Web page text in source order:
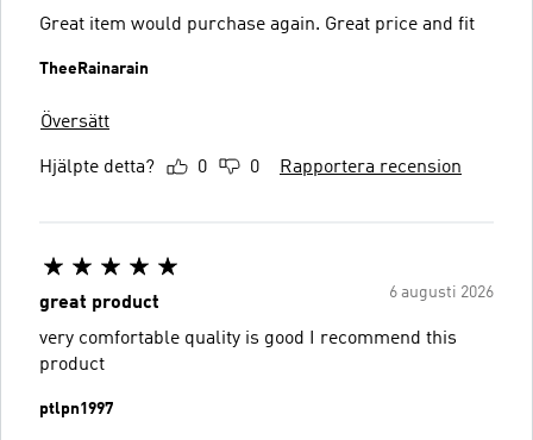
Great item would purchase again. Great price and fit
TheeRainarain
Översätt
Hjälpte detta? 0 0 Rapportera recension
6 augusti 2026
great product
very comfortable quality is good I recommend this
product
ptlpn1997